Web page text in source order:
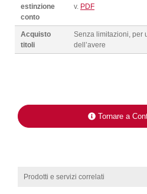
estinzione
conto
v. PDF
Acquisto
titoli
Senza limitazioni, per
dell’avere
Tornare a
Prodotti e servizi correlati